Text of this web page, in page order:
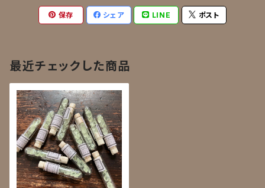
保存 シェア LINE ポスト
最近チェックした商品